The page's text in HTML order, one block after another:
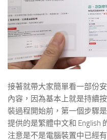
接著就帶大家簡單看一部份
內容，因為基本上就是持續
裝過程開始前，第一個步驟
提供的是繁體中文和 English
注意是不是電腦裝置中已經